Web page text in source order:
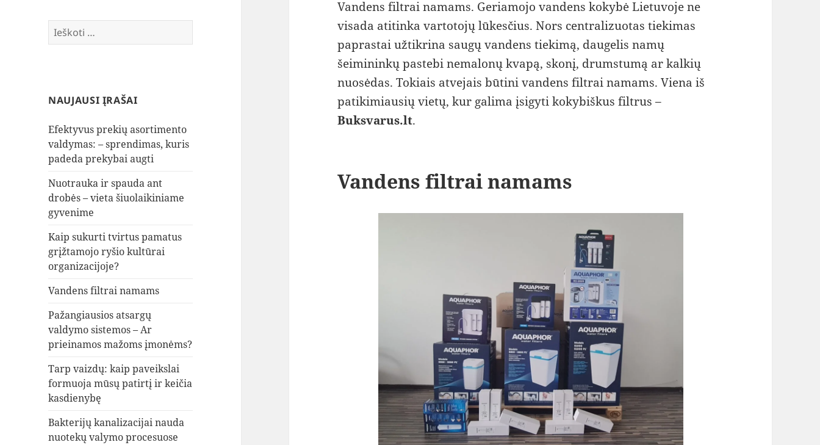
Ieškoti:
NAUJAUSI ĮRAŠAI
Efektyvus prekių asortimento
valdymas: – sprendimas, kuris
padeda prekybai augti
Nuotrauka ir spauda ant
drobės – vieta šiuolaikiniame
gyvenime
Kaip sukurti tvirtus pamatus
grįžtamojo ryšio kultūrai
organizacijoje?
Vandens filtrai namams
Pažangiausios atsargų
valdymo sistemos – Ar
prieinamos mažoms įmonėms?
Tarp vaizdų: kaip paveikslai
formuoja mūsų patirtį ir keičia
kasdienybę
Bakterijų kanalizacijai nauda
nuotekų valymo procesuose
Vandens filtrai namams. Geriamojo vandens kokybė Lietuvoje ne
visada atitinka vartotojų lūkesčius. Nors centralizuotas tiekimas
paprastai užtikrina saugų vandens tiekimą, daugelis namų
šeimininkų pastebi nemalonų kvapą, skonį, drumstumą ar kalkių
nuosėdas. Tokiais atvejais būtini vandens filtrai namams. Viena iš
patikimiausių vietų, kur galima įsigyti kokybiškus filtrus –
Buksvarus.lt.
Vandens filtrai namams